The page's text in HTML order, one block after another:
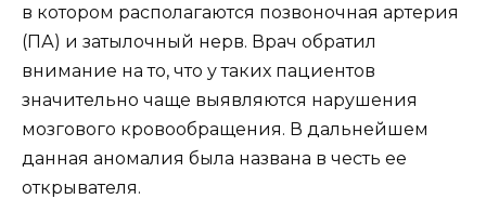
в котором располагаются позвоночная артерия
(ПА) и затылочный нерв. Врач обратил
внимание на то, что у таких пациентов
значительно чаще выявляются нарушения
мозгового кровообращения. В дальнейшем
данная аномалия была названа в честь ее
открывателя.